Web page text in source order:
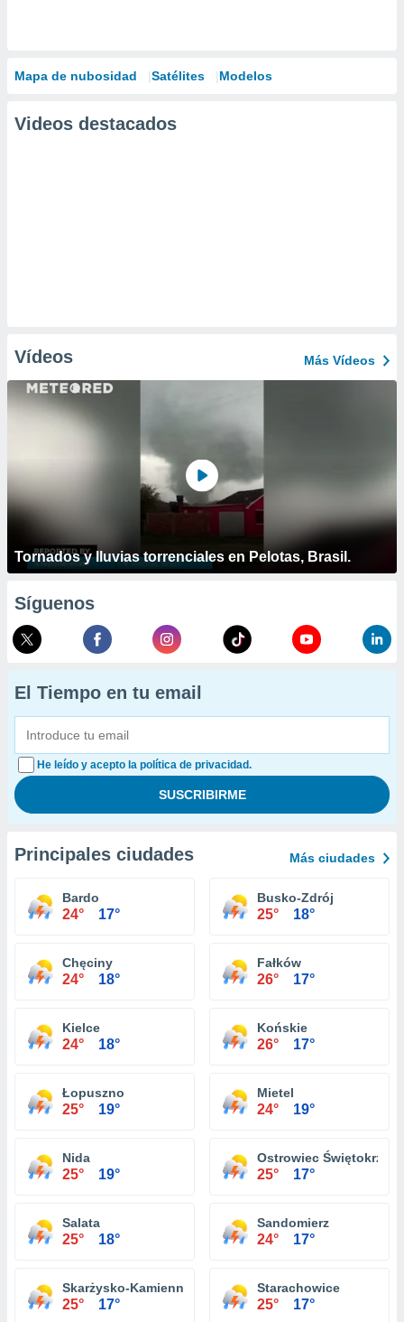
Mapa de nubosidad Satélites Modelos
Videos destacados
Vídeos Más Vídeos
Tornados y lluvias torrenciales en Pelotas, Brasil.
Síguenos
El Tiempo en tu email
He leído y acepto la política de privacidad.
Principales ciudades Más ciudades
Bardo
24° 17°
Busko-Zdrój
25° 18°
Chęciny
24° 18°
Fałków
26° 17°
Kielce
24° 18°
Końskie
26° 17°
Łopuszno
25° 19°
Mietel
24° 19°
Nida
25° 19°
Ostrowiec
25° 17°
Salata
25° 18°
Sandomierz
24° 17°
Skarżysko-Kamienna
25° 17°
Starachowice
25° 17°